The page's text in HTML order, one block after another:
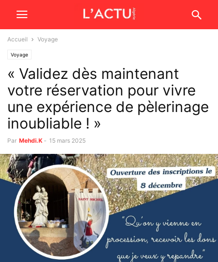
Accueil Voyage
Voyage
« Validez dès maintenant
votre réservation pour vivre
une expérience de pèlerinage
inoubliable ! »
Par Mehdi.K - 15 mars 2025